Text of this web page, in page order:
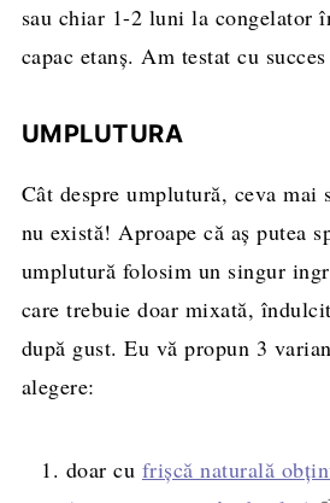
sau chiar 1-2 luni la congelator
capac etanș. Am testat cu
UMPLUTURA
Cât despre umplutură, ceva mai
nu există! Aproape că aș putea
umplutură folosim un singur
care trebuie doar mixată,
după gust. Eu vă propun 3
alegere:
doar cu frișcă naturală